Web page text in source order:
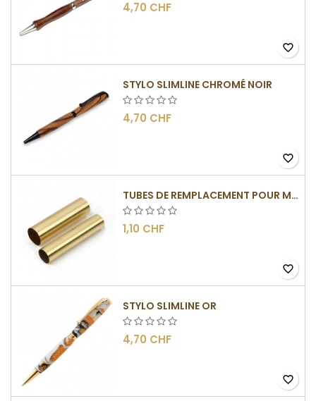
4,70 CHF
favorite_border
STYLO SLIMLINE CHROMÉ NOIR
4,70 CHF
favorite_border
TUBES DE REMPLACEMENT POUR MÉCANISMES SLIMLINE
1,10 CHF
favorite_border
STYLO SLIMLINE OR
4,70 CHF
favorite_border